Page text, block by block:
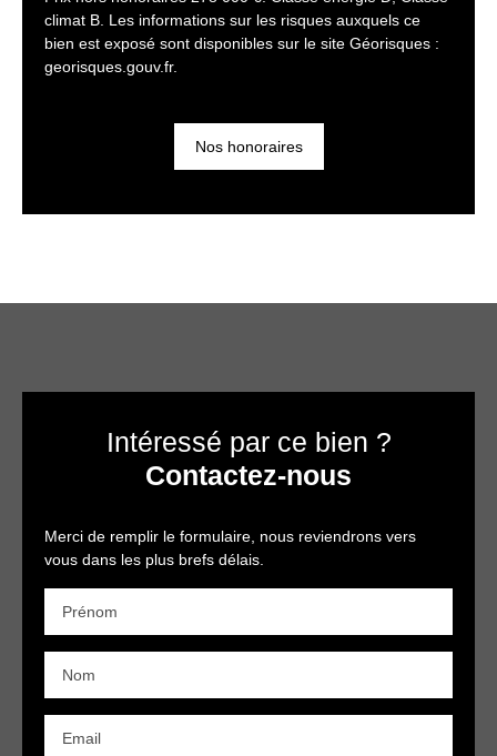
climat B. Les informations sur les risques auxquels ce
bien est exposé sont disponibles sur le site Géorisques :
georisques.gouv.fr.
Nos honoraires
Intéressé par ce bien ?
Contactez-nous
Merci de remplir le formulaire, nous reviendrons vers
vous dans les plus brefs délais.
Prénom
Nom
Email